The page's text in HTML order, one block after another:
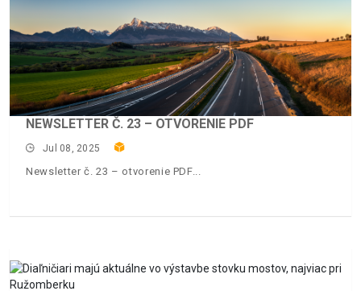
NEWSLETTER Č. 23 – OTVORENIE PDF
Jul 08, 2025
Newsletter č. 23 – otvorenie PDF